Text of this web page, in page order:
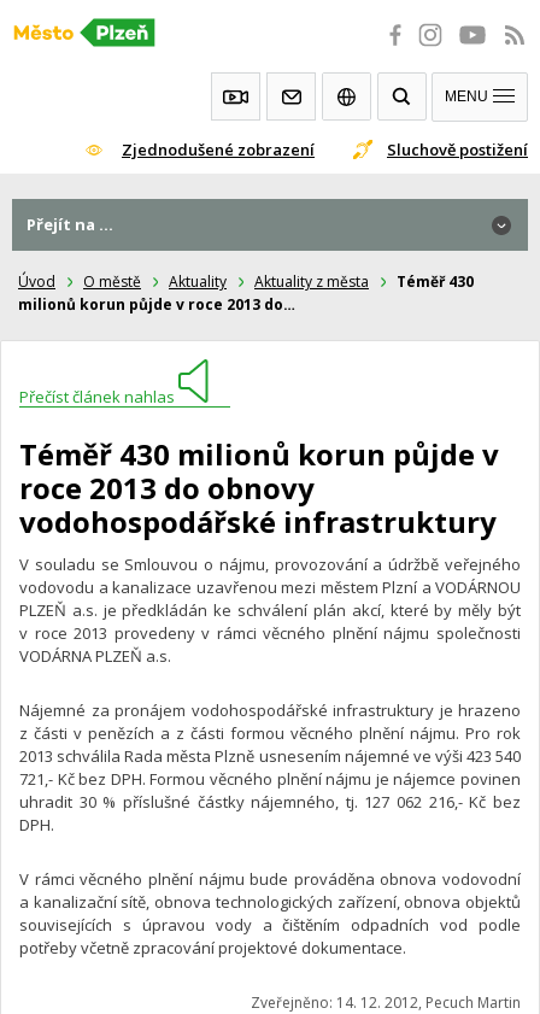
Přeskočit
Zjednodušené zobrazení Sluchově postižení
MENU
Úvod O městě Aktuality Aktuality z města
Téměř 430
milionů korun půjde v roce 2013 do…
Přečíst článek nahlas
Téměř 430 milionů korun půjde v
roce 2013 do obnovy
vodohospodářské infrastruktury
V souladu se Smlouvou o nájmu, provozování a údržbě veřejného
vodovodu a kanalizace uzavřenou mezi městem Plzní a VODÁRNOU
PLZEŇ a.s. je předkládán ke schválení plán akcí, které by měly být
v roce 2013 provedeny v rámci věcného plnění nájmu společnosti
VODÁRNA PLZEŇ a.s.
Nájemné za pronájem vodohospodářské infrastruktury je hrazeno
z části v penězích a z části formou věcného plnění nájmu. Pro rok
2013 schválila Rada města Plzně usnesením nájemné ve výši 423 540
721,- Kč bez DPH. Formou věcného plnění nájmu je nájemce povinen
uhradit 30 % příslušné částky nájemného, tj. 127 062 216,- Kč bez
DPH.
V rámci věcného plnění nájmu bude prováděna obnova vodovodní
a kanalizační sítě, obnova technologických zařízení, obnova objektů
souvisejících s úpravou vody a čištěním odpadních vod podle
potřeby včetně zpracování projektové dokumentace.
Zveřejněno: 14. 12. 2012, Pecuch Martin
Přejít na ...